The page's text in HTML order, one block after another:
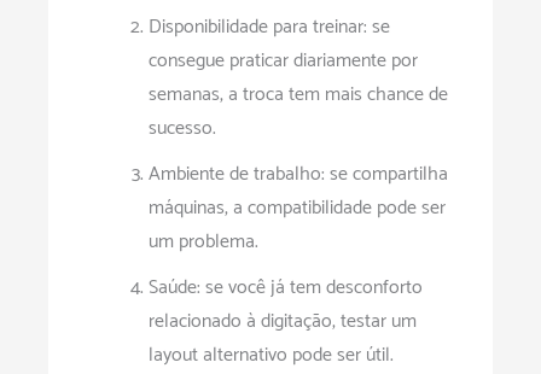
Disponibilidade para treinar: se
consegue praticar diariamente por
semanas, a troca tem mais chance de
sucesso.
Ambiente de trabalho: se compartilha
máquinas, a compatibilidade pode ser
um problema.
Saúde: se você já tem desconforto
relacionado à digitação, testar um
layout alternativo pode ser útil.